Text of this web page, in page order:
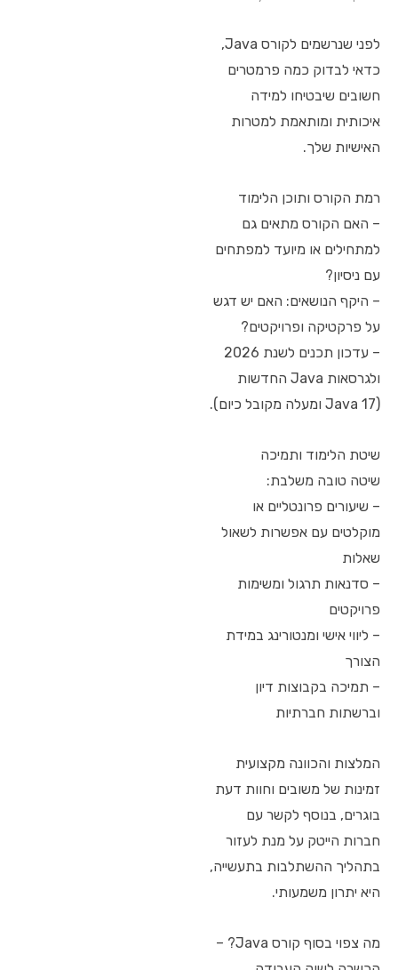
לפני שנרשמים לקורס Java,
כדאי לבדוק כמה פרמטרים
חשובים שיבטיחו למידה
איכותית ומותאמת למטרות
האישיות שלך.
רמת הקורס ותוכן הלימוד
– האם הקורס מתאים גם
למתחילים או מיועד למפתחים
עם ניסיון?
– היקף הנושאים: האם יש דגש
על פרקטיקה ופרויקטים?
– עדכון תכנים לשנת 2026
ולגרסאות Java החדשות
(Java 17 ומעלה מקובל כיום).
שיטת הלימוד ותמיכה
שיטה טובה משלבת:
– שיעורים פרונטליים או
מוקלטים עם אפשרות לשאול
שאלות
– סדנאות תרגול ומשימות
פרויקטים
– ליווי אישי ומנטורינג במידת
הצורך
– תמיכה בקבוצות דיון
וברשתות חברתיות
המלצות והכוונה מקצועית
זמינות של משובים וחוות דעת
בוגרים, בנוסף לקשר עם
חברות הייטק על מנת לעזור
בתהליך ההשתלבות בתעשייה,
היא יתרון משמעותי.
מה צפוי בסוף קורס Java? –